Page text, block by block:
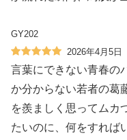
GY202
2026年4月5日
言葉にできない青春の
か分からない若者の葛
を羨ましく思ってムカ
たいのに、何をすれば